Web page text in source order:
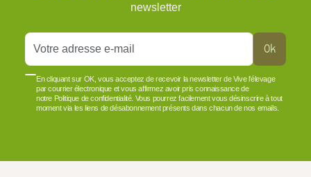
newsletter
Ok
En cliquant sur OK, vous acceptez de recevoir la newsletter de Vive l'élevage
par courrier électronique et vous affirmez avoir pris connaissance de
notre Politique de confidentialité. Vous pourrez facilement vous désinscrire à tout
moment via les liens de désabonnement présents dans chacun de nos emails.